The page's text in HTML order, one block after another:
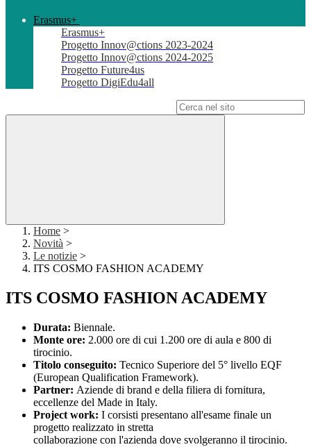
Erasmus+
Erasmus+
Progetto Innov@ctions 2023-2024
Progetto Innov@ctions 2024-2025
Progetto Future4us
Progetto DigiEdu4all
Home >
Novità >
Le notizie >
ITS COSMO FASHION ACADEMY
ITS COSMO FASHION ACADEMY
Durata: Biennale.
Monte ore: 2.000 ore di cui 1.200 ore di aula e 800 di
tirocinio.
Titolo conseguito: Tecnico Superiore del 5° livello EQF
(European Qualification Framework).
Partner: Aziende di brand e della filiera di fornitura,
eccellenze del Made in Italy.
Project work: I corsisti presentano all'esame finale un
progetto realizzato in stretta
collaborazione con l'azienda dove svolgeranno il tirocinio.